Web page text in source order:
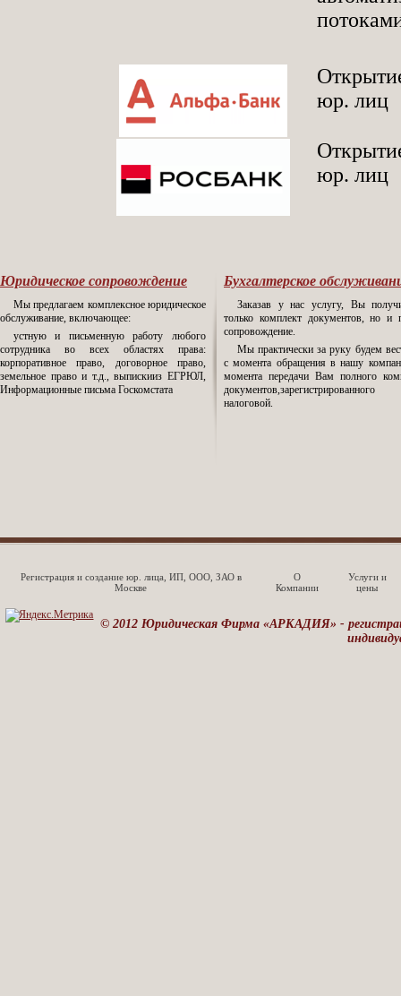
юр. лиц
юр. лиц
Юридическое сопровождение
Мы предлагаем комплексное юридическое
обслуживание, включающее:
устную и письменную работу любого
сотрудника во всех областях права:
корпоративное право, договорное право,
земельное право и т.д., выпискииз ЕГРЮЛ,
Информационные письма Госкомстата
Бухгалтерское
Заказав у нас услугу, Вы
только комплект документов, но и
сопровождение.
Мы практически за руку будем
с момента обращения в нашу
момента передачи Вам полного
налоговой.
Регистрация и создание юр. лица, ИП, ООО, ЗАО в
Москве
О
Компании
Услуги и
цены
© 2012 Юридическая Фирма «АРКАДИЯ» -